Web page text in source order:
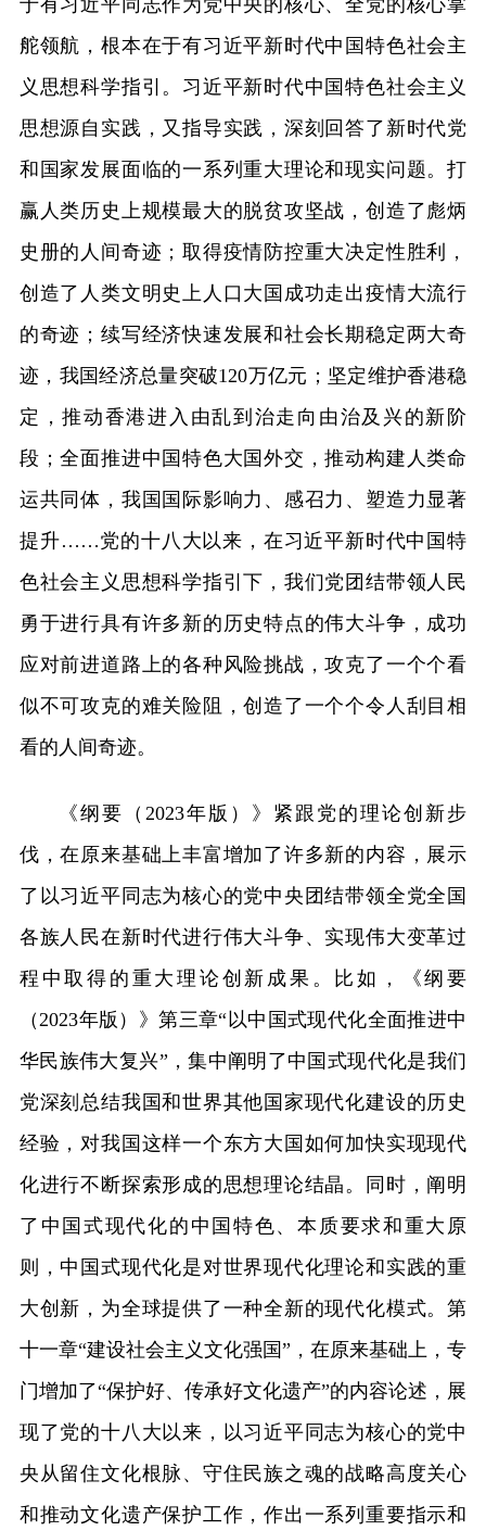
舵领航，根本在于有习近平新时代中国特色社会主
义思想科学指引。习近平新时代中国特色社会主义
思想源自实践，又指导实践，深刻回答了新时代党
和国家发展面临的一系列重大理论和现实问题。打
赢人类历史上规模最大的脱贫攻坚战，创造了彪炳
史册的人间奇迹；取得疫情防控重大决定性胜利，
创造了人类文明史上人口大国成功走出疫情大流行
的奇迹；续写经济快速发展和社会长期稳定两大奇
迹，我国经济总量突破120万亿元；坚定维护香港稳
定，推动香港进入由乱到治走向由治及兴的新阶
段；全面推进中国特色大国外交，推动构建人类命
运共同体，我国国际影响力、感召力、塑造力显著
提升……党的十八大以来，在习近平新时代中国特
色社会主义思想科学指引下，我们党团结带领人民
勇于进行具有许多新的历史特点的伟大斗争，成功
应对前进道路上的各种风险挑战，攻克了一个个看
似不可攻克的难关险阻，创造了一个个令人刮目相
看的人间奇迹。
《纲要（2023年版）》紧跟党的理论创新步
伐，在原来基础上丰富增加了许多新的内容，展示
了以习近平同志为核心的党中央团结带领全党全国
各族人民在新时代进行伟大斗争、实现伟大变革过
程中取得的重大理论创新成果。比如，《纲要
（2023年版）》第三章“以中国式现代化全面推进中
华民族伟大复兴”，集中阐明了中国式现代化是我们
党深刻总结我国和世界其他国家现代化建设的历史
经验，对我国这样一个东方大国如何加快实现现代
化进行不断探索形成的思想理论结晶。同时，阐明
了中国式现代化的中国特色、本质要求和重大原
则，中国式现代化是对世界现代化理论和实践的重
大创新，为全球提供了一种全新的现代化模式。第
十一章“建设社会主义文化强国”，在原来基础上，专
门增加了“保护好、传承好文化遗产”的内容论述，展
现了党的十八大以来，以习近平同志为核心的党中
央从留住文化根脉、守住民族之魂的战略高度关心
和推动文化遗产保护工作，作出一系列重要指示和